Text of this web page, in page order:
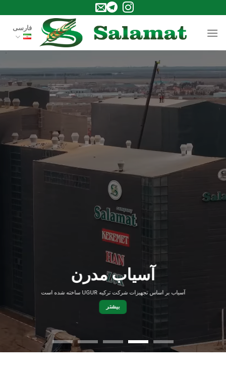
to
content
فارسی
آرد با کیفیت بالا
کنترل چند سطحی و فن‌آوری‌های مدرن امکان به دست آوردن آرد با بالاترین کیفیت را
فراهم می‌کند